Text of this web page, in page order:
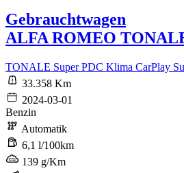
Gebrauchtwagen
ALFA ROMEO
TONALE Super PDC Klima CarPlay
33.358 Km
2024-03-01
Benzin
Automatik
6,1 l/100km
139 g/Km